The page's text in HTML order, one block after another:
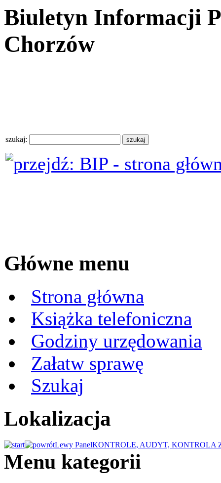
Biuletyn Informacji
Chorzów
szukaj:
Główne menu
Strona główna
Książka telefoniczna
Godziny urzędowania
Załatw sprawę
Szukaj
Lokalizacja
Lewy PanelKONTROLE, AUDYT, KONTROLA
Menu kategorii